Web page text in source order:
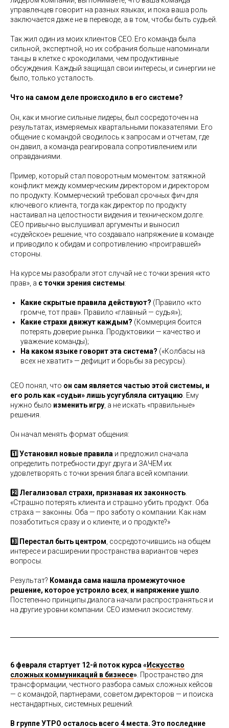
управленцев говорит на разных языках, и пока ваша роль
заключается даже не в переводе, а в том, чтобы быть судьей.
Так жил один из моих клиентов CEO. Его команда была
сильной, экспертной, но их собрания больше напоминали
танцы в клетке с крокодилами, чем продуктивные
обсуждения. Каждый защищал свои интересы, и синергии не
было, только усталость.
Что на самом деле происходило в его системе?
Он, как и многие сильные лидеры, был сосредоточен на
результатах, измеряемых квартальными показателями. Его
общение с командой сводилось к запросам и отчетам, где
он давил, а команда реагировала сопротивлением или
оправданиями.
Пример, который стал поворотным моментом: затяжной
конфликт между коммерческим директором и директором
по продукту. Коммерческий требовал срочных фич для
ключевого клиента, тогда как директор по продукту
настаивал на целостности видения и техническом долге.
CEO привычно выслушивал аргументы и выносил
«судейское» решение, что создавало напряжение в команде
и приводило к обидам и сопротивлению «проигравшей»
стороны.
На курсе мы разобрали этот случай не с точки зрения «кто
прав», а с точки зрения системы:
Какие скрытые правила действуют? (Правило «кто
громче, тот прав». Правило «главный — судья»);
Какие страхи движут каждым? (Коммерция боится
потерять доверие рынка. Продуктовики — качество и
уважение команды);
На каком языке говорит эта система? («Колбасы на
всех не хватит» — дефицит и борьбы за ресурсы).
CEO понял, что он сам является частью этой системы, и
его роль как «судьи» лишь усугубляла ситуацию . Ему
нужно было изменить игру , а не искать «правильные»
решения.
Он начал менять формат общения:
1️⃣ Установил новые правила и предложил сначала
определить потребности друг друга и ЗАЧЕМ их
удовлетворять с точки зрения блага всей компании.
2️⃣ Легализовал страхи, признавая их законность
«Страшно потерять клиента и страшно убить продукт. Оба
страха — законны. Оба — про заботу о компании. Как нам
позаботиться сразу и о клиенте, и о продукте?»
3️⃣ Перестал быть центром , сосредоточившись на общем
интересе и расширении пространства вариантов через
вопросы.
Результат? Команда сама нашла промежуточное
решение, которое устроило всех и напряжение ушло
Постепенно принципы диалога начали распространяться и
на другие уровни компании. CEO изменил экосистему.
6 февраля стартует 12-й поток курса «Искусство
сложных коммуникаций в бизнесе» . Пространство для
трансформации, честного разбора самых сложных кейсов
— с командой, партнерами, советом директоров — и поиска
нестандартных, системных решений.
В группе УТРО осталось всего 4 места. Это последние